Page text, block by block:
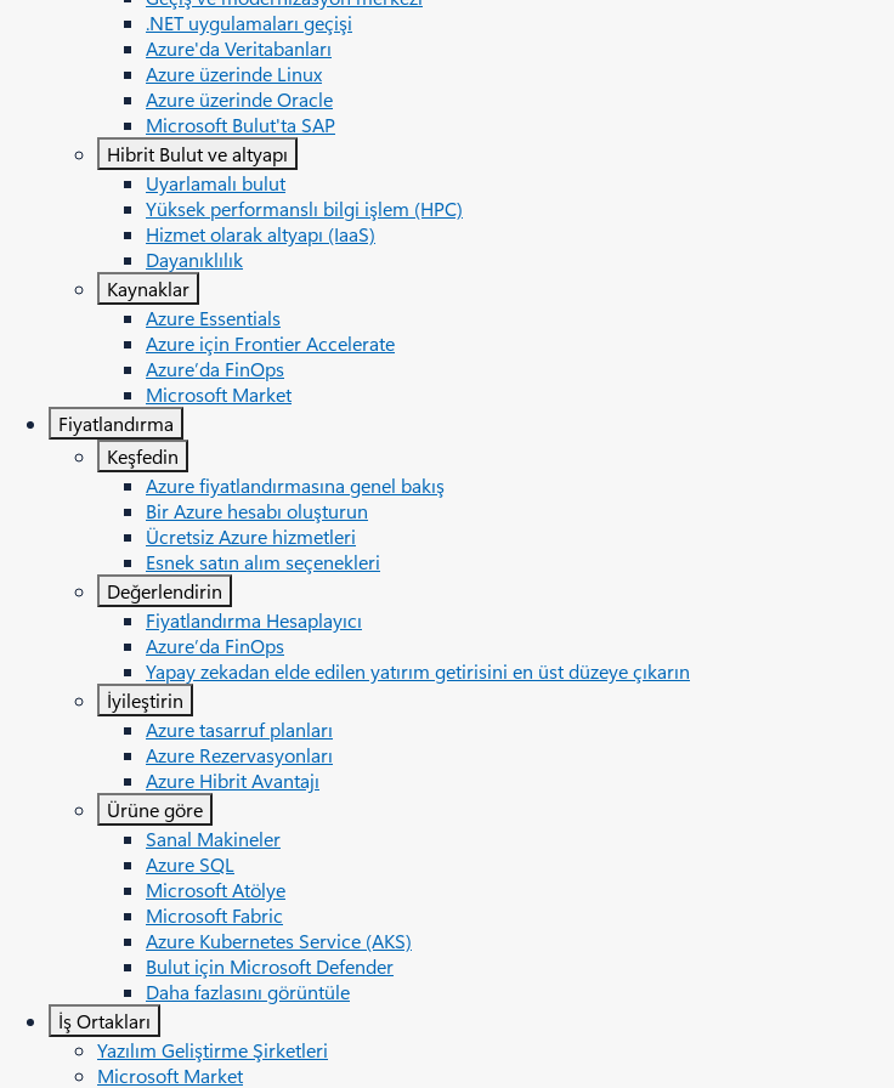
.NET uygulamaları geçişi
Azure'da Veritabanları
Azure üzerinde Linux
Azure üzerinde Oracle
Microsoft Bulut'ta SAP
Hibrit Bulut ve altyapı
Uyarlamalı bulut
Yüksek performanslı bilgi işlem (HPC)
Hizmet olarak altyapı (IaaS)
Dayanıklılık
Kaynaklar
Azure Essentials
Azure için Frontier Accelerate
Azure’da FinOps
Microsoft Market
Fiyatlandırma
Keşfedin
Azure fiyatlandırmasına genel bakış
Bir Azure hesabı oluşturun
Ücretsiz Azure hizmetleri
Esnek satın alım seçenekleri
Değerlendirin
Fiyatlandırma Hesaplayıcı
Azure’da FinOps
Yapay zekadan elde edilen yatırım getirisini en üst düzeye çıkarın
İyileştirin
Azure tasarruf planları
Azure Rezervasyonları
Azure Hibrit Avantajı
Ürüne göre
Sanal Makineler
Azure SQL
Microsoft Atölye
Microsoft Fabric
Azure Kubernetes Service (AKS)
Bulut için Microsoft Defender
Daha fazlasını görüntüle
İş Ortakları
Yazılım Geliştirme Şirketleri
Microsoft Market